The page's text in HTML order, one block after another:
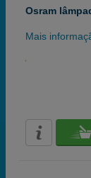
Osram
Mais